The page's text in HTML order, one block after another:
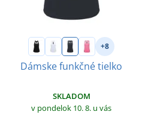
+8
Dámske funkčné tielko
SKLADOM
v pondelok 10. 8. u vás